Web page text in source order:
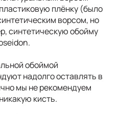
плёнку (было
ворсом, но
синтетическую обойму
обоймой
надолго оставлять в
мы не рекомендуем
кисть.